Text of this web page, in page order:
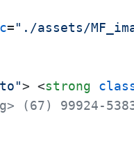
="./assets/
> <strong
(67) 99924-